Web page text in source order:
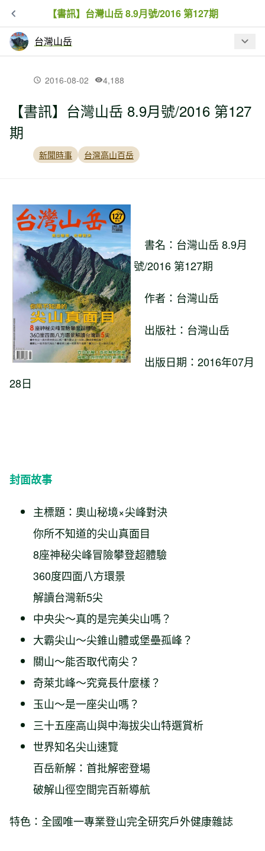
【書訊】台灣山岳 8.9月號/2016 第127期
台灣山岳
最新文章
【書訊】台灣小百岳‧走遍全台100登山
【書訊】台灣山岳 8.9月號/2016 第127
期
2016-08-02 4,188
【書訊】台灣山岳 8.9月號/2016 第127
期
新聞時事 台灣高山百岳
書名：台灣山岳 8.9月
號/2016 第127期
作者：台灣山岳
出版社：台灣山岳
出版日期：2016年07月
28日
封面故事
主標題：奧山秘境×尖峰對決
你所不知道的尖山真面目
8座神秘尖峰冒險攀登超體驗
360度四面八方環景
解讀台灣新5尖
中央尖～真的是完美尖山嗎？
大霸尖山～尖錐山體或堡壘孤峰？
關山～能否取代南尖？
奇萊北峰～究竟長什麼樣？
玉山～是一座尖山嗎？
三十五座高山與中海拔尖山特選賞析
世界知名尖山速覽
百岳新解：首批解密登場
破解山徑空間完百新導航
特色：全國唯一專業登山完全研究戶外健康雜誌